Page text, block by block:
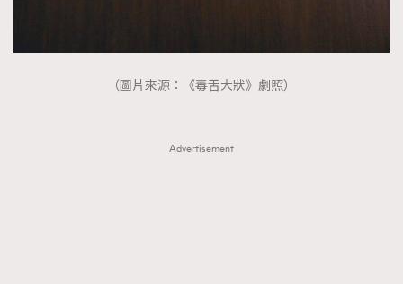
（圖片來源：《毒舌大狀》劇照）
Advertisement